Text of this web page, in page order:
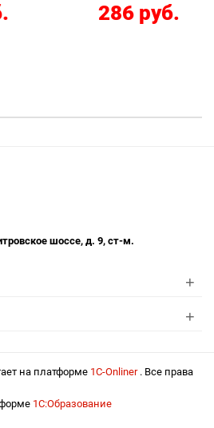
286 руб.
шоссе, д. 9, ст-м.
+
+
на платформе 1С-Onliner . Все права
1С:Образование